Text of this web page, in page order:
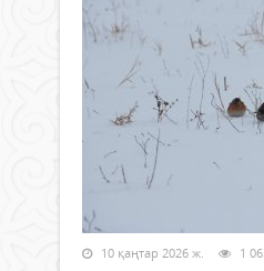
10 қаңтар 2026 ж. 1